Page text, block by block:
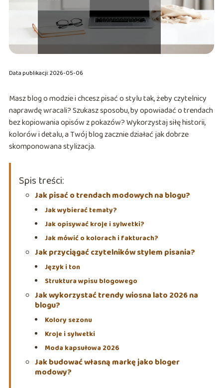
Data publikacji: 2026-05-06
Masz blog o modzie i chcesz pisać o stylu tak, żeby czytelnicy
naprawdę wracali? Szukasz sposobu, by opowiadać o trendach
bez kopiowania opisów z pokazów? Wykorzystaj siłę historii,
kolorów i detalu, a Twój blog zacznie działać jak dobrze
skomponowana stylizacja.
Spis treści:
Jak pisać o trendach modowych na blogu?
Jak wybierać tematy?
Jak opisywać kroje i sylwetki?
Jak mówić o kolorach i fakturach?
Jak przyciągać czytelników stylem pisania?
Język i ton
Struktura wpisu blogowego
Jak wykorzystać trendy wiosna lato 2026 na
blogu?
Kolory sezonu
Kroje i sylwetki
Moda kapsułowa 2026
Jak budować własną markę jako bloger
modowy?